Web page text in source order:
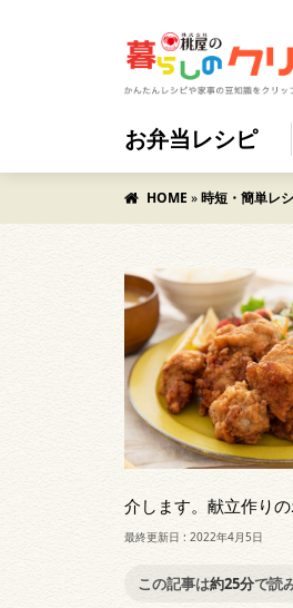
お弁当レシピ
HOME »時短・簡単レ
介します。献立作り
最終更新日 : 2022年4月5日
この記事は約25分で読